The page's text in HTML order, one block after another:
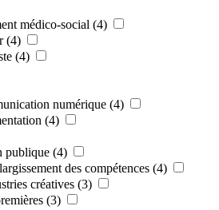
médico-social (4)
(4)
(4)
numérique (4)
(4)
publique (4)
des compétences (4)
créatives (3)
(3)